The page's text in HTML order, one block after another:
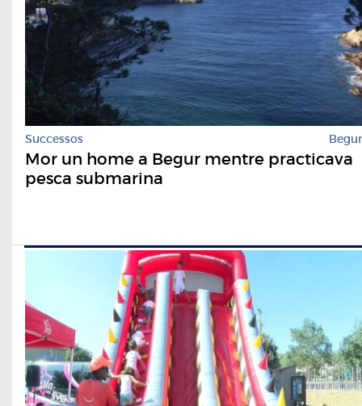
Successos Begur
Mor un home a Begur mentre practicava
pesca submarina